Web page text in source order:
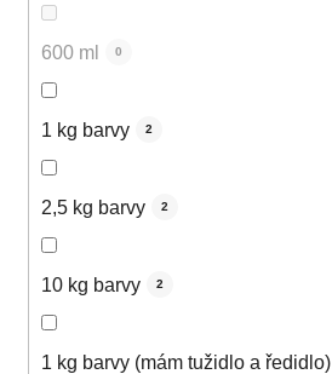
600 ml 0
1 kg barvy 2
2,5 kg barvy 2
10 kg barvy 2
1 kg barvy (mám tužidlo a ředidlo)